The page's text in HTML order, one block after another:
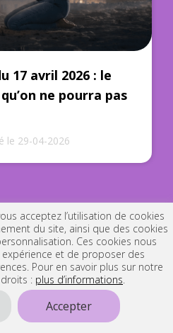
17 avril 2026 : le
ne pourra pas
le 29-04-2026
acceptez l’utilisation de cookies
du site, ainsi que des cookies
Ces cookies nous
et de proposer des
Pour en savoir plus sur notre
: plus d’informations.
Accepter